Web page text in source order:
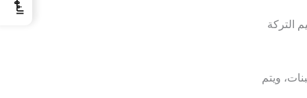
التركة
ويتم